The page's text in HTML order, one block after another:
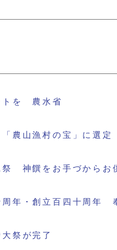
トを 農水省
農山漁村の宝」に選定
神饌をお手づからお
年・創立百四十周年
祭が完了